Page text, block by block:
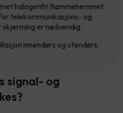
halogenfri flammehemmet
telekommunikasjons- og
er nødvendig.
innendørs og utendørs.
signal- og